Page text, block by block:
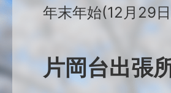
年末年始(12月29
片岡台出張